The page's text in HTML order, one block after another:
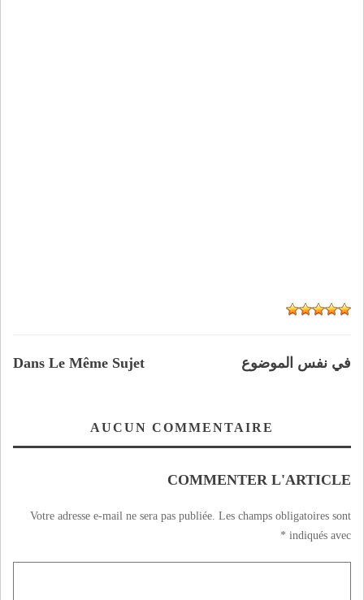
Dans Le Même Sujet في نفس الموضوع
AUCUN COMMENTAIRE
COMMENTER L'ARTICLE
Votre adresse e-mail ne sera pas publiée. Les champs obligatoires sont
indiqués avec
*